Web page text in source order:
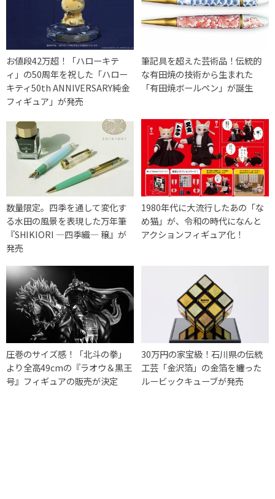
お値段42万超！「ハローキテ
ィ」の50周年を祝した「ハロー
キティ50th ANNIVERSARY純金
フィギュア」が発売
筆記具を超えた芸術品！伝統的
な有田焼の技術から生まれた
「有田焼ボールペン」が誕生
数量限定。四季を通して変化す
る水田の風景を表現した万年筆
『SHIKIORI ―四季織― 穣』が
発売
1980年代に大流行したあの「な
め猫」が、令和の時代になんと
アクションフィギュア化！
圧巻のサイズ感！「北斗の拳」
より全高49cmの『ラオウ＆黒王
号』フィギュアの販売が決定
30万円の家宝級！石川県の伝統
工芸「金沢箔」の金箔を纏った
ルービックキューブが発売